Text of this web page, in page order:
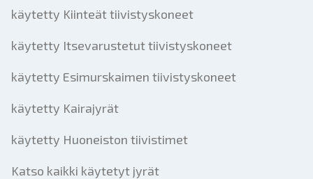
käytetty Kiinteät tiivistyskoneet
käytetty Itsevarustetut tiivistyskoneet
käytetty Esimurskaimen tiivistyskoneet
käytetty Kairajyrät
käytetty Huoneiston tiivistimet
Katso kaikki käytetyt jyrät